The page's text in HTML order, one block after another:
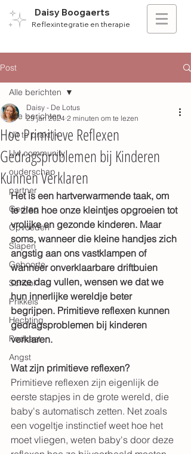
Daisy Boogaerts
Reflexintegratie en therapie
Post
Alle berichten
Uit te praktijk
Uw community
ouderschap
partner
Gedrag
Opvoeden
Slapen
Geboorte
School
Prikkels
Hechting
Podcast
Angst
Alle berichten
Hoe Primitieve Reflexen
Gedragsproblemen bij Kinderen
Kunnen Verklaren
Daisy - De Lotus
29 jan 2024 2 minuten om te lezen
Het is een hartverwarmende taak, om
te zien hoe onze kleintjes opgroeien tot
vrolijke en gezonde kinderen. Maar
soms, wanneer die kleine handjes zich
angstig aan ons vastklampen of
wanneer onverklaarbare driftbuien
onze dag vullen, wensen we dat we
hun innerlijke wereldje beter
begrijpen. Primitieve reflexen kunnen
gedragsproblemen bij kinderen
verklaren.
Wat zijn primitieve reflexen?
Primitieve reflexen zijn eigenlijk de
eerste stapjes in de grote wereld, die
baby's automatisch zetten. Net zoals
een vogeltje instinctief weet hoe het
moet vliegen, weten baby's door deze